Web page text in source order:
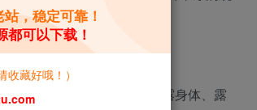
图片内容不含有大面积裸露身体、露
，稳定可靠！
都可以下载！
藏好哦！）